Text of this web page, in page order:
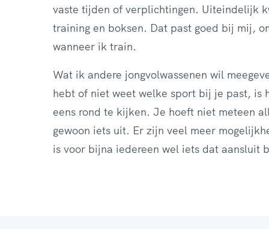
vaste tijden of verplichtingen. Uiteindelijk
training en boksen. Dat past goed bij mij,
wanneer ik train.
Wat ik andere jongvolwassenen wil
hebt of niet weet welke sport bij je past, is
eens rond te kijken. Je hoeft niet meteen
gewoon iets uit. Er zijn veel meer
is voor bijna iedereen wel iets dat aansluit